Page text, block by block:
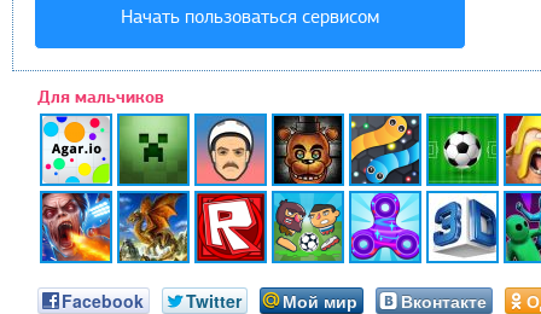
Начать пользоваться сервисом
Для мальчиков
Facebook Twitter Мой мир Вконтакте